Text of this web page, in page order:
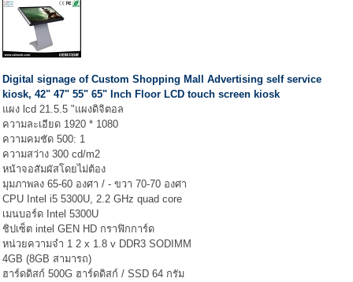
Digital signage of Custom Shopping Mall Advertising self service
kiosk, 42" 47" 55" 65" Inch Floor LCD touch screen kiosk
แผง lcd 21.5.5 "แผงดิจิตอล
ความละเอียด 1920 * 1080
ความคมชัด 500: 1
ความสว่าง 300 cd/m2
หน้าจอสัมผัสโดยไม่ต้อง
มุมภาพลง 65-60 องศา / - ขวา 70-70 องศา
CPU Intel i5 5300U, 2.2 GHz quad core
เมนบอร์ด Intel 5300U
ชิปเซ็ต intel GEN HD กราฟิกการ์ด
หน่วยความจำ 1 2 x 1.8 v DDR3 SODIMM
4GB (8GB สามารถ)
ฮาร์ดดิสก์ 500G ฮาร์ดดิสก์ / SSD 64 กรัม